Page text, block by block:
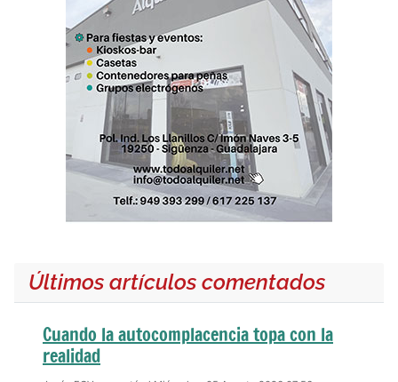
Últimos artículos comentados
Cuando la autocomplacencia topa con la
realidad